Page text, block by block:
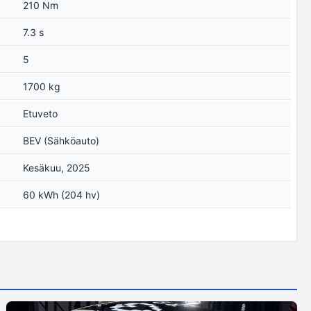
210 Nm
7.3 s
5
1700 kg
Etuveto
BEV (Sähköauto)
Kesäkuu, 2025
60 kWh (204 hv)